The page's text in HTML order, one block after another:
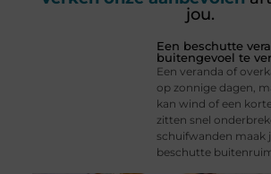
jou.
Een beschutte
buitengevoel te
Een veranda of
op zonnige dagen,
kan wind of een
zitten snel
schuifwanden maak
beschutte